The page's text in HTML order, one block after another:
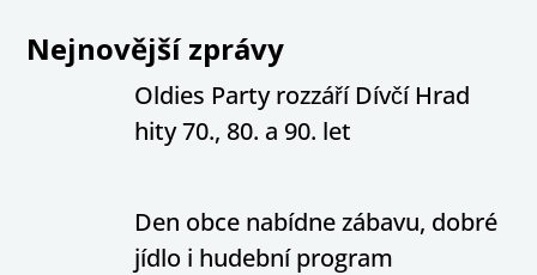
Nejnovější zprávy
Oldies Party rozzáří Dívčí Hrad
hity 70., 80. a 90. let
Den obce nabídne zábavu, dobré
jídlo i hudební program